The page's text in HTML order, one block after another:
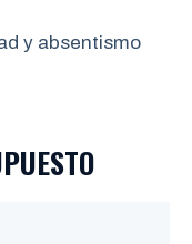
y absentismo